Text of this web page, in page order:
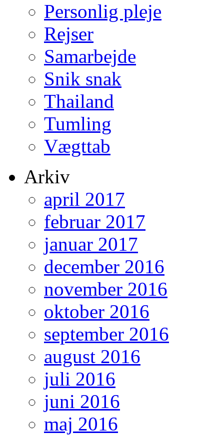
Personlig pleje
Rejser
Samarbejde
Snik snak
Thailand
Tumling
Vægttab
Arkiv
april 2017
februar 2017
januar 2017
december 2016
november 2016
oktober 2016
september 2016
august 2016
juli 2016
juni 2016
maj 2016